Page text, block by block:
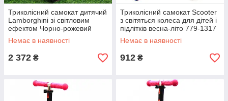
Триколісний самокат дитячий
Lamborghini зі світловим
ефектом Чорно-рожевий
(30400)
Немає в наявності
2 372 ₴
Триколісний самокат Scooter
з світяться колеса для дітей і
підлітків весна-літо 779-1317
Люди Х
Немає в наявності
912 ₴